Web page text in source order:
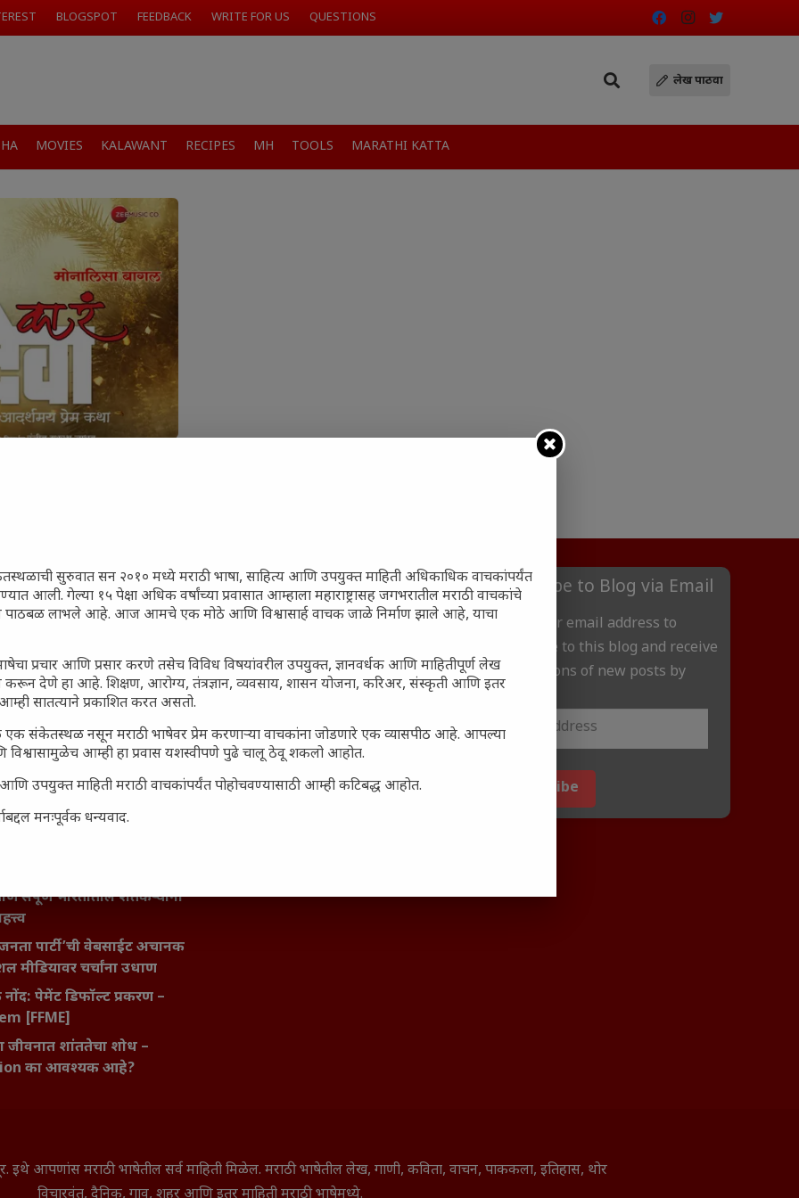
BLOGSPOT FEEDBACK WRITE FOR US QUESTIONS
लेख पाठवा
MOVIES KALAWANT RECIPES MH TOOLS MARATHI KATTA
गावठी उपाय – घरच्या
प्राथमिक आराम
तरुण पिढी कुठे हरवली?
किल्ल्यांचे महत्त्व : स्वराज्याच्या
साक्षीदार
आणि हरवत चाललेली
: आजच्या तरुणांच्या मनात
स्वप्नांना वास्तवात
बदलत्या हवामानाचा शेतीवर
शेतकऱ्यांसमोरील नवीन
संधी
संपूर्ण भारतातील शेतकऱ्यांना
पार्टी’ची वेबसाईट अचानक
मीडियावर चर्चांना उधाण
नोंद: पेमेंट डिफॉल्ट प्रकरण –
[FFME]
जीवनात शांततेचा शोध –
का आवश्यक आहे?
Subscribe to Blog via Email
Enter your email address to
subscribe to this blog and receive
notifications of new posts by
Subscribe
सूर. इथे आपणांस मराठी भाषेतील सर्व माहिती मिळेल. मराठी भाषेतील लेख, गाणी, कविता, वाचन, पाककला, इतिहास, थोर
सुरुवात सन २०१० मध्ये मराठी भाषा, साहित्य आणि उपयुक्त माहिती अधिकाधिक वाचकांपर्यंत
आली. गेल्या १५ पेक्षा अधिक वर्षांच्या प्रवासात आम्हाला महाराष्ट्रासह जगभरातील मराठी वाचकांचे
पाठबळ लाभले आहे. आज आमचे एक मोठे आणि विश्वासार्ह वाचक जाळे निर्माण झाले आहे, याचा
प्रचार आणि प्रसार करणे तसेच विविध विषयांवरील उपयुक्त, ज्ञानवर्धक आणि माहितीपूर्ण लेख
करून देणे हा आहे. शिक्षण, आरोग्य, तंत्रज्ञान, व्यवसाय, शासन योजना, करिअर, संस्कृती आणि इतर
सातत्याने प्रकाशित करत असतो.
संकेतस्थळ नसून मराठी भाषेवर प्रेम करणाऱ्या वाचकांना जोडणारे एक व्यासपीठ आहे. आपल्या
आम्ही हा प्रवास यशस्वीपणे पुढे चालू ठेवू शकलो आहोत.
आणि उपयुक्त माहिती मराठी वाचकांपर्यंत पोहोचवण्यासाठी आम्ही कटिबद्ध आहोत.
मनःपूर्वक धन्यवाद.